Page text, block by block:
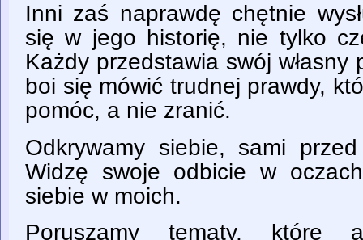
Inni zaś naprawdę chętnie
się w jego historię, nie tylko
Każdy przedstawia swój
boi się mówić trudnej prawdy,
pomóc, a nie zranić.
Odkrywamy siebie, sami
Widzę swoje odbicie w
siebie w moich.
Poruszamy tematy, które